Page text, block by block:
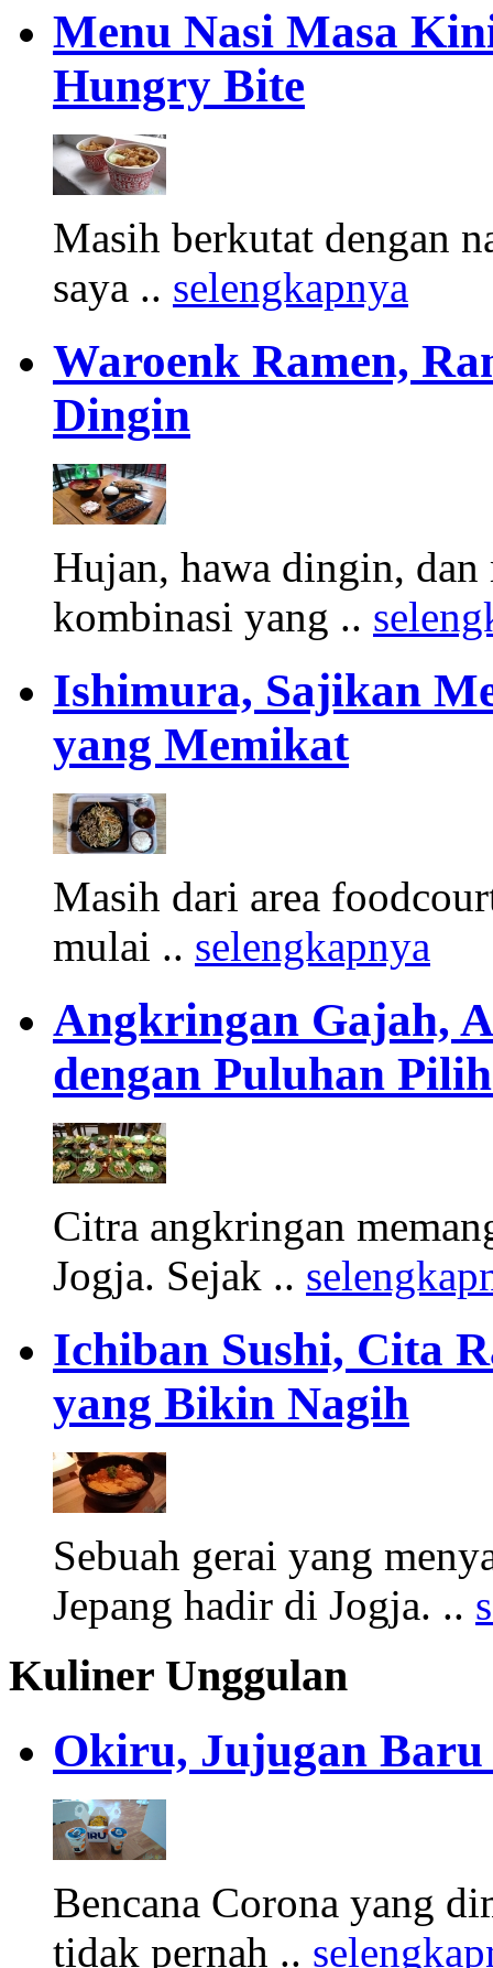
Menu Nasi Masa
Hungry Bite
Masih berkutat dengan
saya .. selengkapnya
Waroenk Ramen,
Dingin
Hujan, hawa dingin, dan
kombinasi yang ..
Ishimura, Sajikan
yang Memikat
Masih dari area
mulai .. selengkapnya
Angkringan Gajah,
dengan Puluhan
Citra angkringan
Jogja. Sejak ..
Ichiban Sushi, Cita
yang Bikin Nagih
Sebuah gerai yang
Jepang hadir di Jogja. ..
Kuliner Unggulan
Okiru, Jujugan Baru
Bencana Corona yang
tidak pernah ..